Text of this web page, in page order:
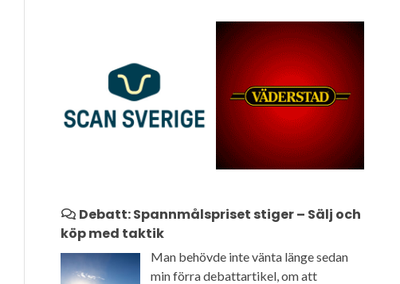
Debatt: Spannmålspriset stiger – Sälj och
köp med taktik
Man behövde inte vänta länge sedan
min förra debattartikel, om att